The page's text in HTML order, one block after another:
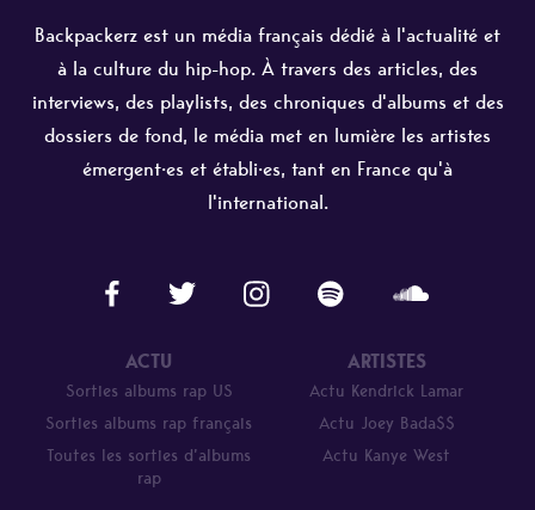
Backpackerz est un média français dédié à l'actualité et
à la culture du hip-hop. À travers des articles, des
interviews, des playlists, des chroniques d'albums et des
dossiers de fond, le média met en lumière les artistes
émergent·es et établi·es, tant en France qu'à
l'international.
ACTU
Sorties albums rap US
Sorties albums rap français
Toutes les sorties d’albums
rap
ARTISTES
Actu Kendrick Lamar
Actu Joey Bada$$
Actu Kanye West